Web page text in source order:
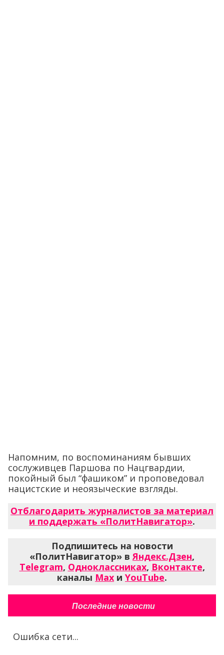
Напомним, по воспоминаниям бывших
сослуживцев Паршова по Нацгвардии,
покойный был “фашиком” и проповедовал
нацистские и неоязыческие взгляды.
Отблагодарить журналистов за материал
и поддержать «ПолитНавигатор».
Подпишитесь на новости
«ПолитНавигатор» вЯндекс.Дзен,
Telegram, Одноклассниках, Вконтакте,
каналы Max и YouTube.
Последние новости
Ошибка сети...